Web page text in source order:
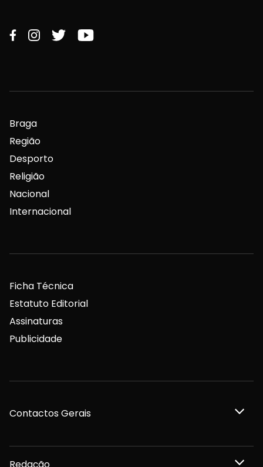
Braga
Região
Desporto
Religião
Nacional
Internacional
Ficha Técnica
Estatuto Editorial
Assinaturas
Publicidade
Contactos Gerais